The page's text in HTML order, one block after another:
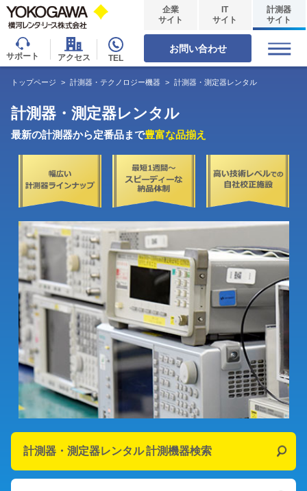
サポート アクセス TEL
企業
サイト
IT
サイト
計測器
サイト
お問い合わせ
トップページ > 計測器・テクノロジー機器 > 計測器・測定器レンタル
計測器・測定器レンタル
最新の計測器から定番品まで豊富な品揃え
計測器・測定器レンタル計測機器検索